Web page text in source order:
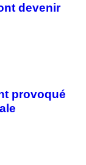
devenir
provoqué